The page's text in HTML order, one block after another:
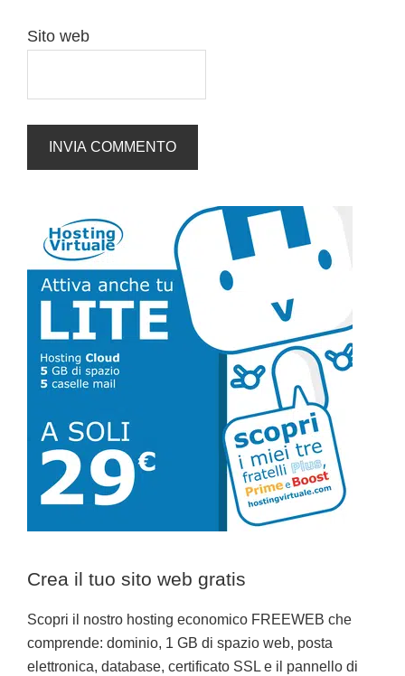
Sito web
Barra
laterale
primaria
Crea il tuo sito web gratis
Scopri il nostro hosting economico FREEWEB che
comprende: dominio, 1 GB di spazio web, posta
elettronica, database, certificato SSL e il pannello di